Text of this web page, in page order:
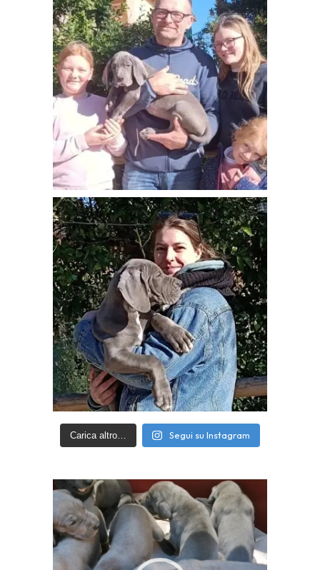
Carica altro… Segui su Instagram
Video
Player